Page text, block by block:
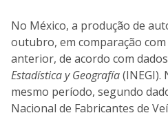
No México, a produção de
outubro, em comparação
anterior, de acordo com
Estadística y Geografía(INEGI).
mesmo período, segundo
Nacional de Fabricantes de